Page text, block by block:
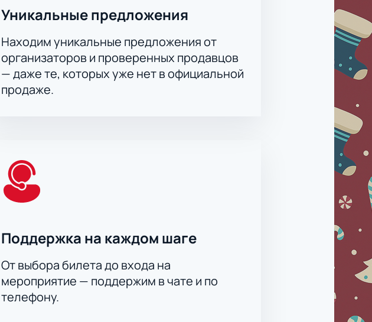
Уникальные предложения
Находим уникальные предложения от
организаторов и проверенных продавцов
— даже те, которых уже нет в официальной
продаже.
Поддержка на каждом шаге
От выбора билета до входа на
мероприятие — поддержим в чате и по
телефону.